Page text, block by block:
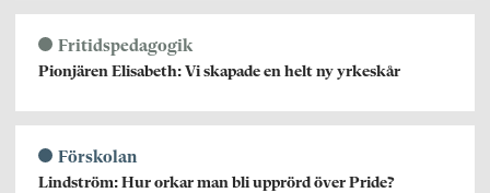
Fritidspedagogik
Pionjären Elisabeth: Vi skapade en helt ny yrkeskår
Förskolan
Lindström: Hur orkar man bli upprörd över Pride?